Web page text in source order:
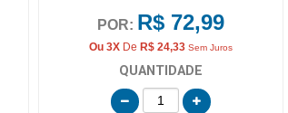
POR: R$ 72,99
Ou 3X De R$ 24,33 Sem Juros
QUANTIDADE